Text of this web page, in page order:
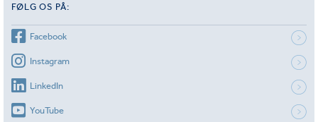
FØLG OS PÅ:
Facebook
Instagram
LinkedIn
YouTube